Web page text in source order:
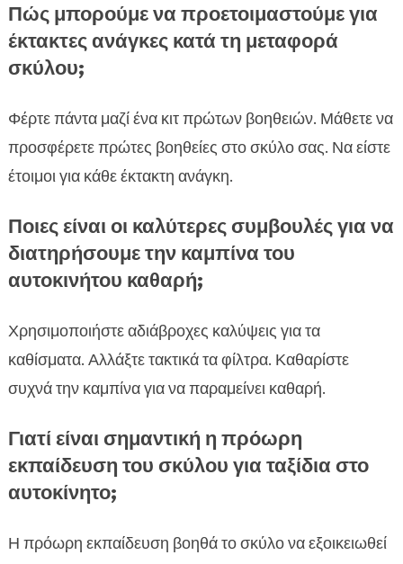
Πώς μπορούμε να προετοιμαστούμε για
έκτακτες ανάγκες κατά τη μεταφορά
σκύλου;
Φέρτε πάντα μαζί ένα κιτ πρώτων βοηθειών. Μάθετε να
προσφέρετε πρώτες βοηθείες στο σκύλο σας. Να είστε
έτοιμοι για κάθε έκτακτη ανάγκη.
Ποιες είναι οι καλύτερες συμβουλές για να
διατηρήσουμε την καμπίνα του
αυτοκινήτου καθαρή;
Χρησιμοποιήστε αδιάβροχες καλύψεις για τα
καθίσματα. Αλλάξτε τακτικά τα φίλτρα. Καθαρίστε
συχνά την καμπίνα για να παραμείνει καθαρή.
Γιατί είναι σημαντική η πρόωρη
εκπαίδευση του σκύλου για ταξίδια στο
αυτοκίνητο;
Η πρόωρη εκπαίδευση βοηθά το σκύλο να εξοικειωθεί